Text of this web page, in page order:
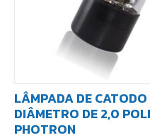
LÂMPADA DE
DIÂMETRO DE 2,0
PHOTRON